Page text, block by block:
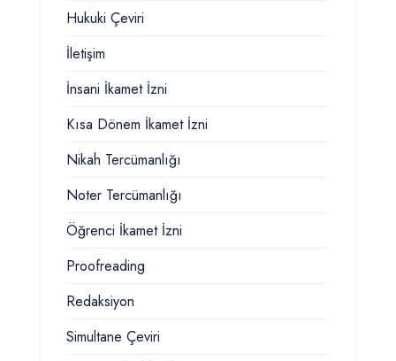
Hukuki Çeviri
İletişim
İnsani İkamet İzni
Kısa Dönem İkamet İzni
Nikah Tercümanlığı
Noter Tercümanlığı
Öğrenci İkamet İzni
Proofreading
Redaksiyon
Simultane Çeviri